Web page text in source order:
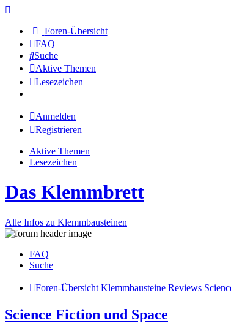
Foren-Übersicht
FAQ
Suche
Aktive Themen
Lesezeichen
Anmelden
Registrieren
Aktive Themen
Lesezeichen
Das Klemmbrett
Alle Infos zu Klemmbausteinen
FAQ
Suche
Foren-Übersicht Klemmbausteine Reviews
Science Fiction und Space